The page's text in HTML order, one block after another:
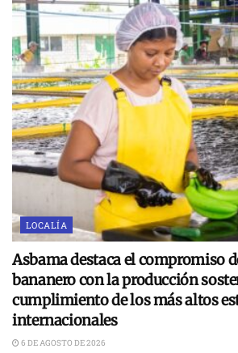
LOCALÍA
Asbama destaca el compromiso
bananero con la producción
cumplimiento de los más altos
internacionales
6 DE AGOSTO DE 2026